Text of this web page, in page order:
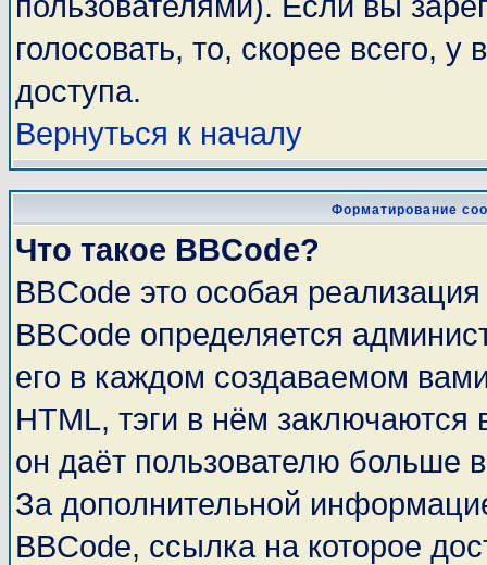
голосовать, то, скорее всего,
доступа.
Вернуться к началу
Форматирование
Что такое BBCode?
BBCode это особая
BBCode определяется
его в каждом создаваемом
HTML, тэги в нём заключаются
он даёт пользователю больше
За дополнительной
BBCode, ссылка на которое